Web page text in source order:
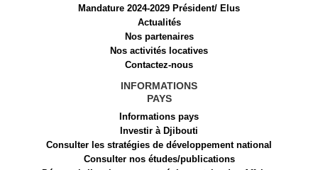
Mandature 2024-2029 Président/ Elus
Actualités
Nos partenaires
Nos activités locatives
Contactez-nous
INFORMATIONS
PAYS
Informations pays
Investir à Djibouti
Consulter les stratégies de développement national
Consulter nos études/publications